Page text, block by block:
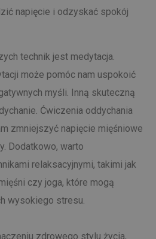
napięcie i odzyskać spokój
technik jest medytacja.
może pomóc nam uspokoić
myśli. Inną skuteczną
Ćwiczenia oddychania
zmniejszyć napięcie mięśniowe
Dodatkowo, warto
relaksacyjnymi, takimi jak
czy joga, które mogą
wysokiego stresu.
zdrowego stylu życia,